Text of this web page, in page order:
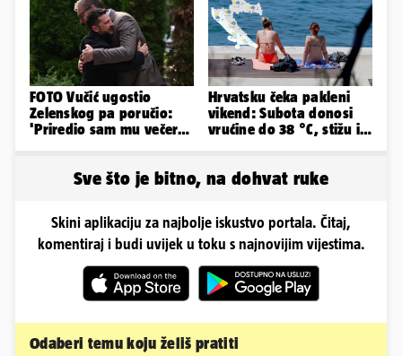
FOTO Vučić ugostio
Zelenskog pa poručio:
'Priredio sam mu večeru
Hrvatsku čeka pakleni
vikend: Subota donosi
vrućine do 38 °C, stižu i
Sve što je bitno, na dohvat ruke
Skini aplikaciju za najbolje iskustvo portala. Čitaj,
komentiraj i budi uvijek u toku s najnovijim vijestima.
Odaberi temu koju želiš pratiti